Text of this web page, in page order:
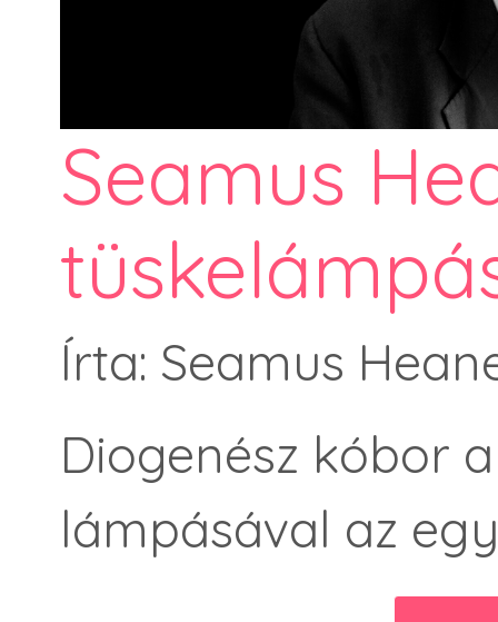
Seamus
Írta: Seamus
Diogenész kóbor
lámpásával az